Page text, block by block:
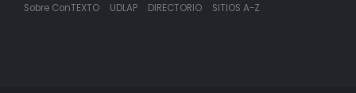
Sobre ConTEXTO UDLAP DIRECTORIO SITIOS A-Z